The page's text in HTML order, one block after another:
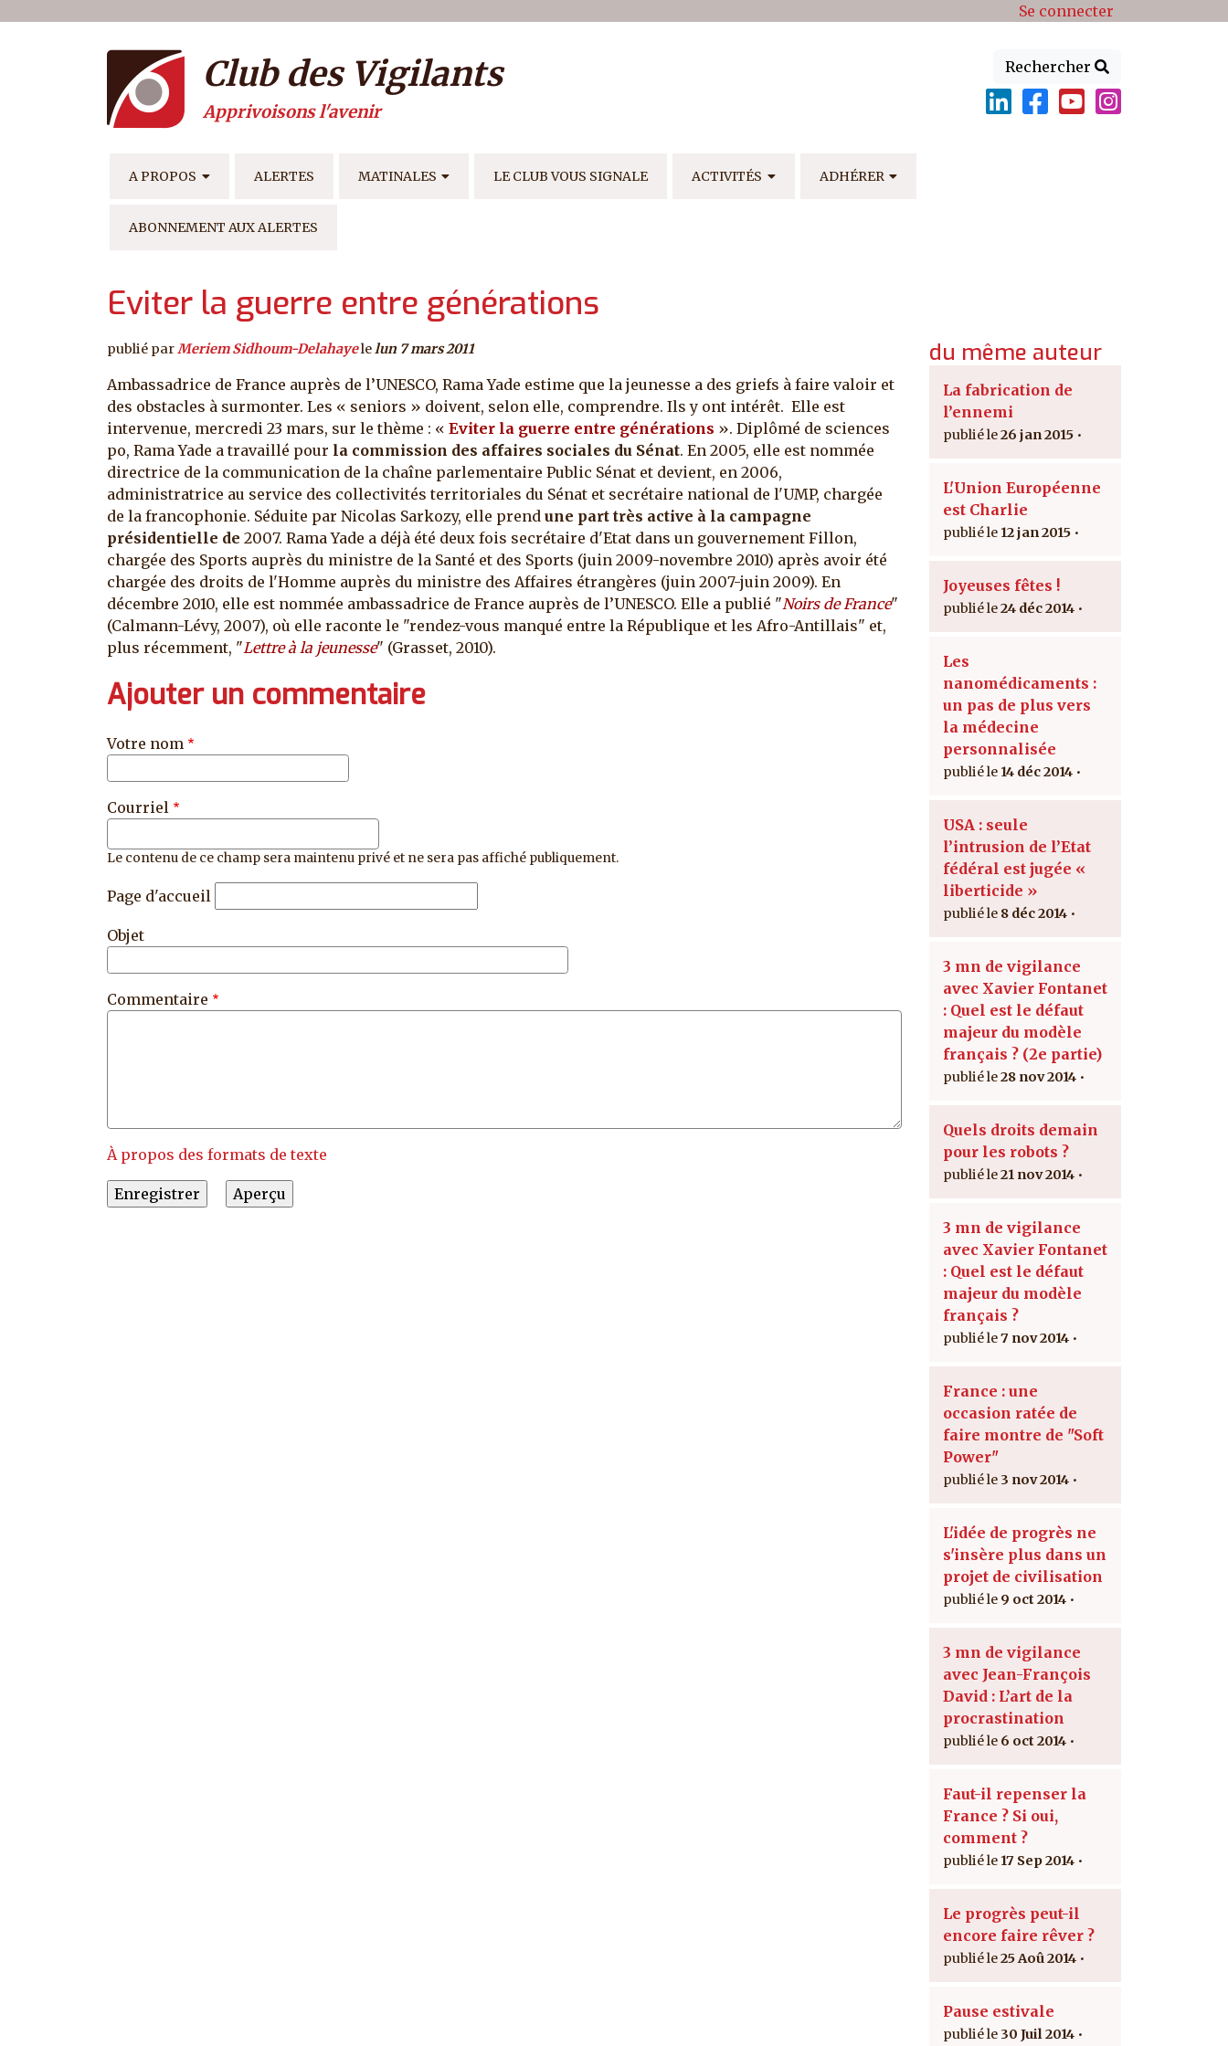
Menu du compte de l'utilisateur Se connecter
Rechercher
Club des Vigilants
Apprivoisons l'avenir
NAVIGATION PRINCIPALE
A PROPOS ALERTES MATINALES LE CLUB VOUS SIGNALE ACTIVITÉS ADHÉRER
ABONNEMENT AUX ALERTES
Eviter la guerre entre générations
publié par Meriem Sidhoum-Delahayele lun 7 mars 2011
Ambassadrice de France auprès de l’UNESCO, Rama Yade estime que la jeunesse a des griefs à faire valoir et
des obstacles à surmonter. Les « seniors » doivent, selon elle, comprendre. Ils y ont intérêt. Elle est
intervenue, mercredi 23 mars, sur le thème : « Eviter la guerre entre générations ». Diplômé de sciences
po, Rama Yade a travaillé pour la commission des affaires sociales du Sénat. En 2005, elle est nommée
directrice de la communication de la chaîne parlementaire Public Sénat et devient, en 2006,
administratrice au service des collectivités territoriales du Sénat et secrétaire national de l'UMP, chargée
de la francophonie. Séduite par Nicolas Sarkozy, elle prend une part très active à la campagne
présidentielle de 2007. Rama Yade a déjà été deux fois secrétaire d'Etat dans un gouvernement Fillon,
chargée des Sports auprès du ministre de la Santé et des Sports (juin 2009-novembre 2010) après avoir été
chargée des droits de l'Homme auprès du ministre des Affaires étrangères (juin 2007-juin 2009). En
décembre 2010, elle est nommée ambassadrice de France auprès de l’UNESCO. Elle a publié "Noirs de France"
(Calmann-Lévy, 2007), où elle raconte le "rendez-vous manqué entre la République et les Afro-Antillais" et,
plus récemment, "Lettre à la jeunesse" (Grasset, 2010).
Ajouter un commentaire
Votre nom
Courriel
Le contenu de ce champ sera maintenu privé et ne sera pas affiché publiquement.
Page d'accueil
Objet
Commentaire
À propos des formats de texte
du même auteur
La fabrication de
l’ennemi
26 jan 2015
L'Union Européenne
est Charlie
12 jan 2015
Joyeuses fêtes !
24 déc 2014
Les
nanomédicaments :
un pas de plus vers
la médecine
personnalisée
14 déc 2014
USA : seule
l’intrusion de l’Etat
fédéral est jugée «
liberticide »
8 déc 2014
3 mn de vigilance
avec Xavier Fontanet
: Quel est le défaut
majeur du modèle
français ? (2e partie)
28 nov 2014
Quels droits demain
pour les robots ?
21 nov 2014
3 mn de vigilance
avec Xavier Fontanet
: Quel est le défaut
majeur du modèle
français ?
7 nov 2014
France : une
occasion ratée de
faire montre de "Soft
Power"
3 nov 2014
L'idée de progrès ne
s'insère plus dans un
projet de civilisation
9 oct 2014
3 mn de vigilance
avec Jean-François
David : L’art de la
procrastination
6 oct 2014
Faut-il repenser la
France ? Si oui,
comment ?
17 Sep 2014
Le progrès peut-il
encore faire rêver ?
25 Aoû 2014
Pause estivale
30 Juil 2014